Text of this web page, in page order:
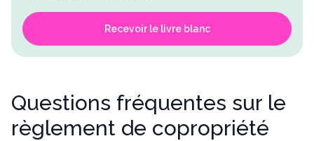
Recevoir le livre blanc
Questions fréquentes sur le
règlement de copropriété